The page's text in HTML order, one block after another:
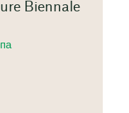
Biennale